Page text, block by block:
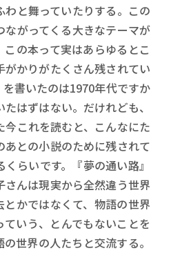
と舞っていたりする。この
ながってくる大きなテーマが
の本って実はあらゆるとこ
かりがたくさん残されてい
書いたのは1970年代ですか
はずはない。だけれども、
これを読むと、こんなにた
あとの小説のために残されて
らいです。『夢の通い路』
さんは現実から全然違う世界
かではなくて、物語の世界
いう、とんでもないことを
世界の人たちと交流する。